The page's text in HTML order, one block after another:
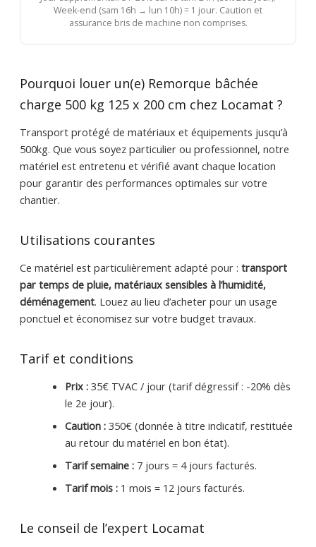
Week-end (sam 16h → lun 10h) = 1 jour. Caution et
assurance bris de machine non comprises.
Pourquoi louer un(e) Remorque bâchée
charge 500 kg 125 x 200 cm chez Locamat ?
Transport protégé de matériaux et équipements jusqu’à
500kg. Que vous soyez particulier ou professionnel, notre
matériel est entretenu et vérifié avant chaque location
pour garantir des performances optimales sur votre
chantier.
Utilisations courantes
Ce matériel est particulièrement adapté pour : transport
par temps de pluie, matériaux sensibles à l’humidité,
déménagement. Louez au lieu d’acheter pour un usage
ponctuel et économisez sur votre budget travaux.
Tarif et conditions
Prix :35€ TVAC / jour (tarif dégressif : -20% dès
le 2e jour).
Caution :350€ (donnée à titre indicatif, restituée
au retour du matériel en bon état).
Tarif semaine :7 jours = 4 jours facturés.
Tarif mois :1 mois = 12 jours facturés.
Le conseil de l’expert Locamat